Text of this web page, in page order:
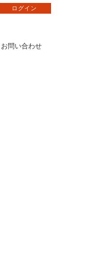
お問い合わせ
ログイン